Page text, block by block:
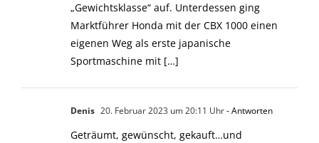
„Gewichtsklasse“ auf. Unterdessen ging
Marktführer Honda mit der CBX 1000 einen
eigenen Weg als erste japanische
Sportmaschine mit […]
Denis 20. Februar 2023 um 20:11 Uhr- Antworten
Geträumt, gewünscht, gekauft…und